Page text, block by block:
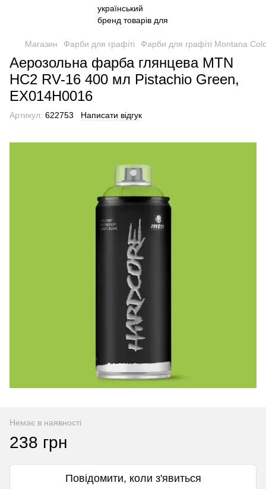
Магазин Фарби для графіті Фарби для графіті Montana
Аерозольна фарба глянцева MTN
HC2 RV-16 400 мл Pistachio Green,
EX014H0016
Артикул: 622753 Написати відгук
Немає в наявності
238 грн
Повідомити, коли з'явиться